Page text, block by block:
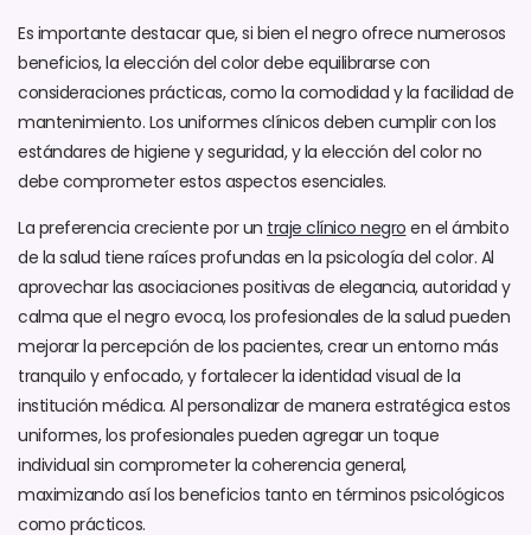
Es importante destacar que, si bien el negro ofrece numerosos
beneficios, la elección del color debe equilibrarse con
consideraciones prácticas, como la comodidad y la facilidad de
mantenimiento. Los uniformes clínicos deben cumplir con los
estándares de higiene y seguridad, y la elección del color no
debe comprometer estos aspectos esenciales.
La preferencia creciente por un traje clínico negro en el ámbito
de la salud tiene raíces profundas en la psicología del color. Al
aprovechar las asociaciones positivas de elegancia, autoridad y
calma que el negro evoca, los profesionales de la salud pueden
mejorar la percepción de los pacientes, crear un entorno más
tranquilo y enfocado, y fortalecer la identidad visual de la
institución médica. Al personalizar de manera estratégica estos
uniformes, los profesionales pueden agregar un toque
individual sin comprometer la coherencia general,
maximizando así los beneficios tanto en términos psicológicos
como prácticos.